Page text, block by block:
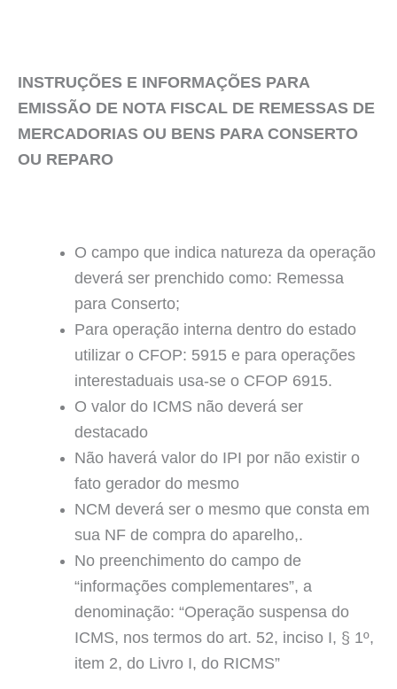
INSTRUÇÕES E INFORMAÇÕES PARA
EMISSÃO DE NOTA FISCAL DE REMESSAS DE
MERCADORIAS OU BENS PARA CONSERTO
OU REPARO
O campo que indica natureza da operação
deverá ser prenchido como: Remessa
para Conserto;
Para operação interna dentro do estado
utilizar o CFOP: 5915 e para operações
interestaduais usa-se o CFOP 6915.
O valor do ICMS não deverá ser
destacado
Não haverá valor do IPI por não existir o
fato gerador do mesmo
NCM deverá ser o mesmo que consta em
sua NF de compra do aparelho,.
No preenchimento do campo de
“informações complementares”, a
denominação: “Operação suspensa do
ICMS, nos termos do art. 52, inciso I, § 1º,
item 2, do Livro I, do RICMS”